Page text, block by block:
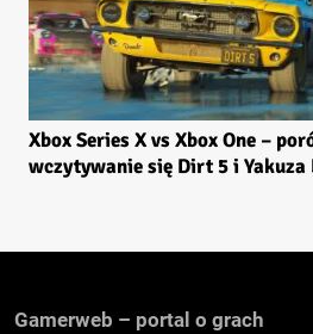
Xbox Series X vs Xbox One –
wczytywanie się Dirt 5 i Yakuza
Gamerweb – portal o grach